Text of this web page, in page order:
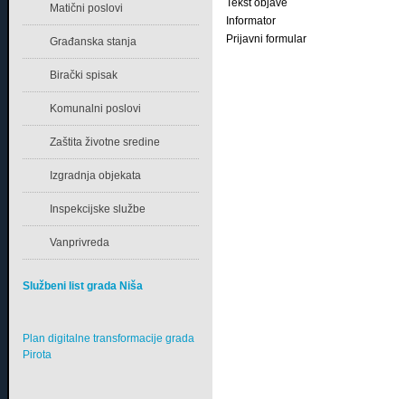
Tekst objave
Informator
Prijavni formular
Matični poslovi
Građanska stanja
Birački spisak
Komunalni poslovi
Zaštita životne sredine
Izgradnja objekata
Inspekcijske službe
Vanprivreda
Službeni list grada Niša
Plan digitalne transformacije grada
Pirota